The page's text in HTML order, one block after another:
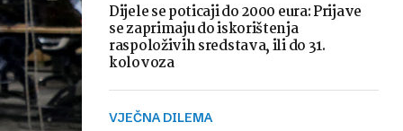
Dijele se poticaji do 2000 eura: Prijave
se zaprimaju do iskorištenja
raspoloživih sredstava, ili do 31.
kolovoza
VJEČNA DILEMA